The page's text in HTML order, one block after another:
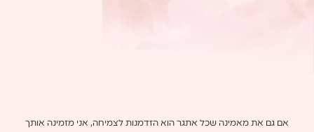
אם גם את מאמינה שכל אתגר הוא הזדמנות לצמיחה, אני מזמינה אותך